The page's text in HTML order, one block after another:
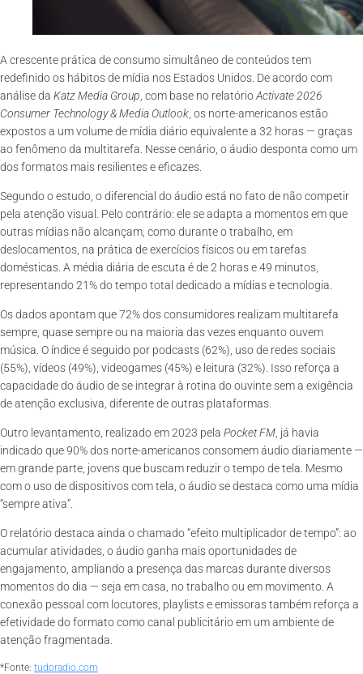
A crescente prática de consumo simultâneo de conteúdos tem
redefinido os hábitos de mídia nos Estados Unidos. De acordo com
análise da Katz Media Group , com base no relatórioActivate 2026
Consumer Technology & Media Outlook , os norte-americanos estão
expostos a um volume de mídia diário equivalente a 32 horas — graças
ao fenômeno da multitarefa. Nesse cenário, o áudio desponta como um
dos formatos mais resilientes e eficazes.
Segundo o estudo, o diferencial do áudio está no fato de não competir
pela atenção visual. Pelo contrário: ele se adapta a momentos em que
outras mídias não alcançam, como durante o trabalho, em
deslocamentos, na prática de exercícios físicos ou em tarefas
domésticas. A média diária de escuta é de 2 horas e 49 minutos,
representando 21% do tempo total dedicado a mídias e tecnologia.
Os dados apontam que 72% dos consumidores realizam multitarefa
sempre, quase sempre ou na maioria das vezes enquanto ouvem
música. O índice é seguido por podcasts (62%), uso de redes sociais
(55%), vídeos (49%), videogames (45%) e leitura (32%). Isso reforça a
capacidade do áudio de se integrar à rotina do ouvinte sem a exigência
de atenção exclusiva, diferente de outras plataformas.
Outro levantamento, realizado em 2023 pela Pocket FM , já havia
indicado que 90% dos norte-americanos consomem áudio diariamente —
em grande parte, jovens que buscam reduzir o tempo de tela. Mesmo
com o uso de dispositivos com tela, o áudio se destaca como uma mídia
“sempre ativa”.
O relatório destaca ainda o chamado “efeito multiplicador de tempo”: ao
acumular atividades, o áudio ganha mais oportunidades de
engajamento, ampliando a presença das marcas durante diversos
momentos do dia — seja em casa, no trabalho ou em movimento. A
conexão pessoal com locutores, playlists e emissoras também reforça a
efetividade do formato como canal publicitário em um ambiente de
atenção fragmentada.
*Fonte: tudoradio.com